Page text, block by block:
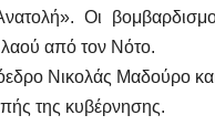
Οι
λαού από τον Νότο.
Νικολάς Μαδούρο
της κυβέρνησης.